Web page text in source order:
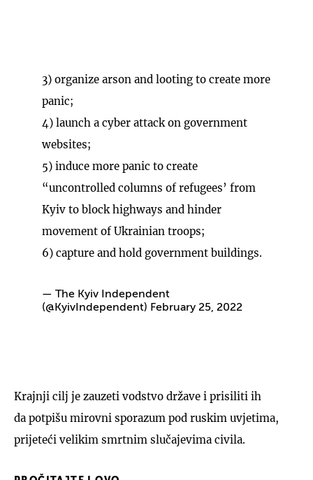
3) organize arson and looting to create more
panic;
4) launch a cyber attack on government
websites;
5) induce more panic to create
“uncontrolled columns of refugees’ from
Kyiv to block highways and hinder
movement of Ukrainian troops;
6) capture and hold government buildings.
— The Kyiv Independent
(@KyivIndependent) February 25, 2022
Krajnji cilj je zauzeti vodstvo države i prisiliti ih
da potpišu mirovni sporazum pod ruskim uvjetima,
prijeteći velikim smrtnim slučajevima civila.